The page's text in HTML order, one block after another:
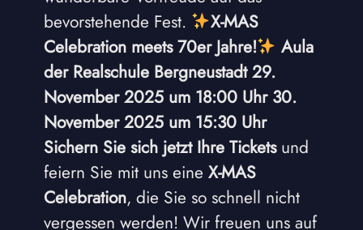
bevorstehende Fest.
X-MAS
Celebration meets 70er Jahre!
Aula
der Realschule Bergneustadt 29.
November 2025 um 18:00 Uhr 30.
November 2025 um 15:30 Uhr
Sichern Sie sich jetzt Ihre Ticketsund
feiern Sie mit uns eine X-MAS
Celebration, die Sie so schnell nicht
vergessen werden! Wir freuen uns auf